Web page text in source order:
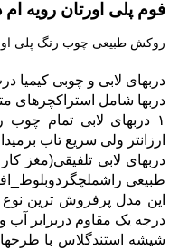
فوم پلی اورتان رویه ام دی
روکش طبیعی چوب رنگ پلی
دربهای لابی و چوبی کیمیا
دربها شامل استراکچرهای
۱ دربهای لابی تمام
ارزانتر ولی سریع تاب
دربهای لابی
طبیعی
این مدل پرفروش ترین
درجه یک مقاوم دربرابر
شیشه استندگلاس با